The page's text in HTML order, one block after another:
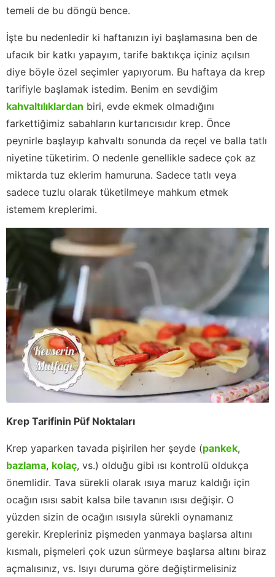
temeli de bu döngü bence.
İşte bu nedenledir ki haftanızın iyi başlamasına ben de
ufacık bir katkı yapayım, tarife baktıkça içiniz açılsın
diye böyle özel seçimler yapıyorum. Bu haftaya da krep
tarifiyle başlamak istedim. Benim en sevdiğim
kahvaltılıklardan biri, evde ekmek olmadığını
farkettiğimiz sabahların kurtarıcısıdır krep. Önce
peynirle başlayıp kahvaltı sonunda da reçel ve balla tatlı
niyetine tüketirim. O nedenle genellikle sadece çok az
miktarda tuz eklerim hamuruna. Sadece tatlı veya
sadece tuzlu olarak tüketilmeye mahkum etmek
istemem kreplerimi.
Krep Tarifinin Püf Noktaları
Krep yaparken tavada pişirilen her şeyde (pankek,
bazlama, kolaç, vs.) olduğu gibi ısı kontrolü oldukça
önemlidir. Tava sürekli olarak ısıya maruz kaldığı için
ocağın ısısı sabit kalsa bile tavanın ısısı değişir. O
yüzden sizin de ocağın ısısıyla sürekli oynamanız
gerekir. Krepleriniz pişmeden yanmaya başlarsa altını
kısmalı, pişmeleri çok uzun sürmeye başlarsa altını biraz
açmalısınız, vs. Isıyı duruma göre değiştirmelisiniz